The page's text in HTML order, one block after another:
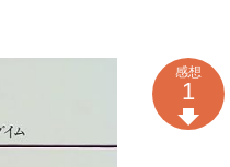
感想
1